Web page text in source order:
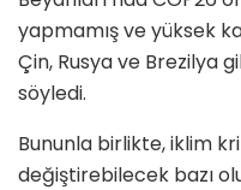
yapmamış ve yüksek
Çin, Rusya ve Brezilya
söyledi.
Bununla birlikte, iklim
değiştirebilecek bazı